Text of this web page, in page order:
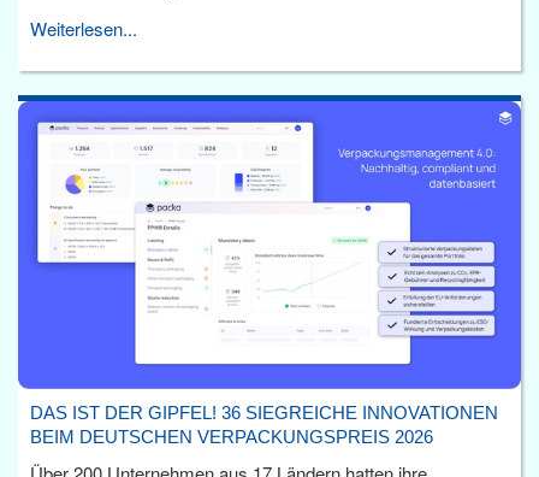
Weiterlesen...
DAS IST DER GIPFEL! 36 SIEGREICHE INNOVATIONEN
BEIM DEUTSCHEN VERPACKUNGSPREIS 2026